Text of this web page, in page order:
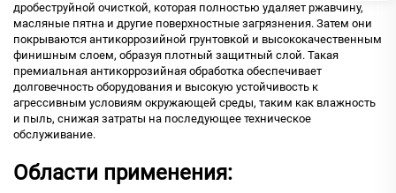
дробеструйной очисткой, которая полностью удаляет ржавчину,
масляные пятна и другие поверхностные загрязнения. Затем они
покрываются антикоррозийной грунтовкой и высококачественным
финишным слоем, образуя плотный защитный слой. Такая
премиальная антикоррозийная обработка обеспечивает
долговечность оборудования и высокую устойчивость к
агрессивным условиям окружающей среды, таким как влажность
и пыль, снижая затраты на последующее техническое
обслуживание.
Области применения: